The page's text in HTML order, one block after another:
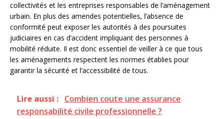
collectivités et les entreprises responsables de l’aménagement
urbain. En plus des amendes potentielles, l’absence de
conformité peut exposer les autorités à des poursuites
judiciaires en cas d’accident impliquant des personnes à
mobilité réduite. Il est donc essentiel de veiller à ce que tous
les aménagements respectent les normes établies pour
garantir la sécurité et l’accessibilité de tous.
Lire aussi : Combien coute une assurance
responsabilité civile professionnelle ?